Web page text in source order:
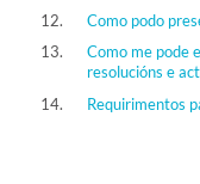
Como podo
Como me pode
resolucións e
Requirimentos